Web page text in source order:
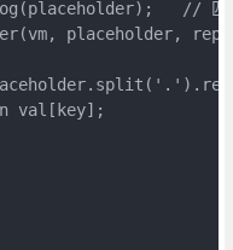
// 匹
placeholder,
val[key];